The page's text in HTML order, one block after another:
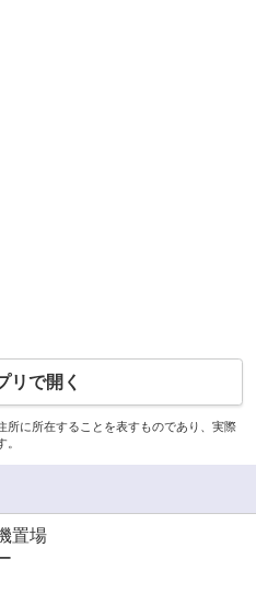
リで開く
に所在することを表すものであり、実際
置場